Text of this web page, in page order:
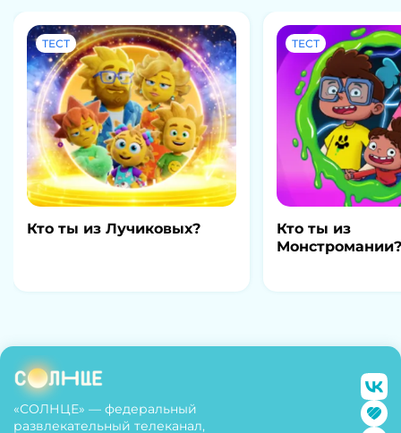
ТЕСТ
Кто ты из Лучиковых?
ТЕСТ
Кто ты из
Монстромании?
«СОЛНЦЕ» — федеральный
развлекательный телеканал,